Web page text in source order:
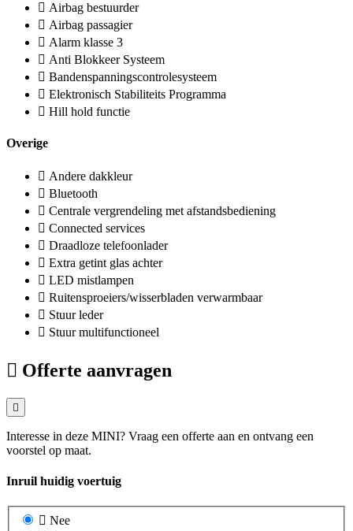
Airbag bestuurder
Airbag passagier
Alarm klasse 3
Anti Blokkeer Systeem
Bandenspanningscontrolesysteem
Elektronisch Stabiliteits Programma
Hill hold functie
Overige
Andere dakkleur
Bluetooth
Centrale vergrendeling met afstandsbediening
Connected services
Draadloze telefoonlader
Extra getint glas achter
LED mistlampen
Ruitensproeiers/wisserbladen verwarmbaar
Stuur leder
Stuur multifunctioneel
Offerte aanvragen
Interesse in deze MINI? Vraag een offerte aan en ontvang een
voorstel op maat.
Inruil huidig voertuig
Nee